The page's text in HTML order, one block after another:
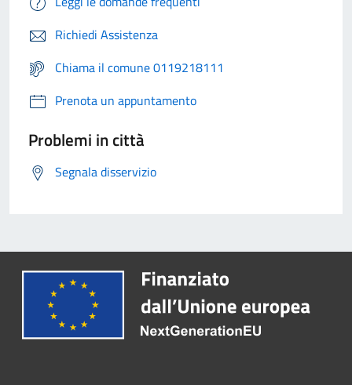
Richiedi Assistenza
Chiama il comune 0119218111
Prenota un appuntamento
Problemi in città
Segnala disservizio